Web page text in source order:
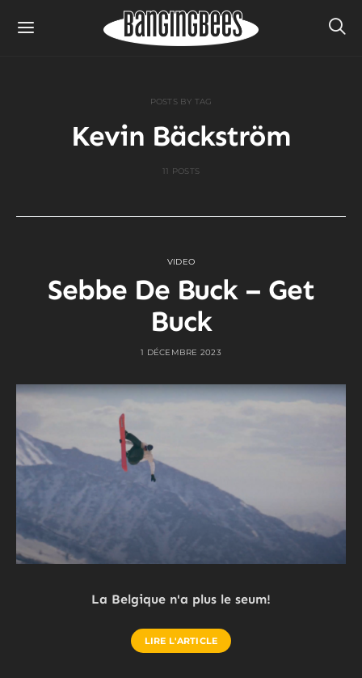
POSTS BY TAG
Kevin Bäckström
11 POSTS
VIDEO
Sebbe De Buck – Get
Buck
1 DÉCEMBRE 2023
La Belgique n'a plus le seum!
LIRE L'ARTICLE